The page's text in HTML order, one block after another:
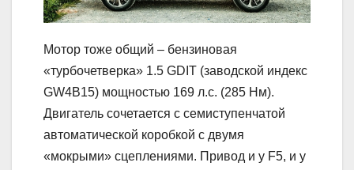
Мотор тоже общий – бензиновая
«турбочетверка» 1.5 GDIT (заводской индекс
GW4B15) мощностью 169 л.с. (285 Нм).
Двигатель сочетается с семиступенчатой
автоматической коробкой с двумя
«мокрыми» сцеплениями. Привод и у F5, и у